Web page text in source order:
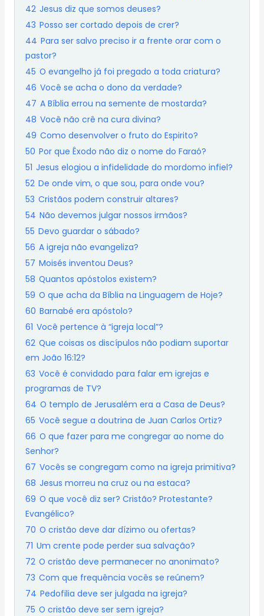
42 Jesus diz que somos deuses?
43 Posso ser cortado depois de crer?
44 Para ser salvo preciso ir a frente orar com o
pastor?
45 O evangelho já foi pregado a toda criatura?
46 Você se acha o dono da verdade?
47 A Bíblia errou na semente de mostarda?
48 Você não crê na cura divina?
49 Como desenvolver o fruto do Espirito?
50 Por que Êxodo não diz o nome do Faraó?
51 Jesus elogiou a infidelidade do mordomo infiel?
52 De onde vim, o que sou, para onde vou?
53 Cristãos podem construir altares?
54 Não devemos julgar nossos irmãos?
55 Devo guardar o sábado?
56 A igreja não evangeliza?
57 Moisés inventou Deus?
58 Quantos apóstolos existem?
59 O que acha da Bíblia na Linguagem de Hoje?
60 Barnabé era apóstolo?
61 Você pertence à “igreja local”?
62 Que coisas os discípulos não podiam suportar
em João 16:12?
63 Você é convidado para falar em igrejas e
programas de TV?
64 O templo de Jerusalém era a Casa de Deus?
65 Você segue a doutrina de Juan Carlos Ortiz?
66 O que fazer para me congregar ao nome do
Senhor?
67 Vocês se congregam como na igreja primitiva?
68 Jesus morreu na cruz ou na estaca?
69 O que você diz ser? Cristão? Protestante?
Evangélico?
70 O cristão deve dar dízimo ou ofertas?
71 Um crente pode perder sua salvação?
72 O cristão deve permanecer no anonimato?
73 Com que frequência vocês se reúnem?
74 Pedofilia deve ser julgada na igreja?
75 O cristão deve ser sem igreja?